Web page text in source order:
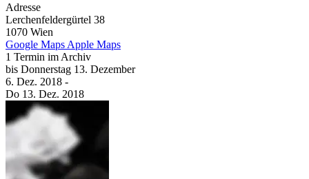
Adresse
Lerchenfeldergürtel 38
1070 Wien
Google Maps Apple Maps
1 Termin im Archiv
bis Donnerstag 13. Dezember
6. Dez. 2018 -
Do 13. Dez. 2018